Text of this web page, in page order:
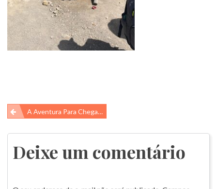
Navegação
de
Post
A Aventura Para Chegar Na Montanha Colorida
Deixe um comentário